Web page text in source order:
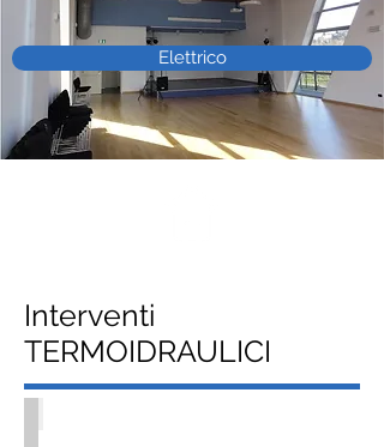
Elettrico
Interventi
TERMOIDRAULICI